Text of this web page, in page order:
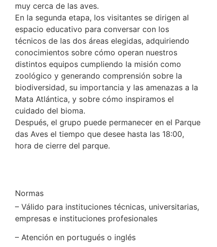
muy cerca de las aves.
En la segunda etapa, los visitantes se dirigen al
espacio educativo para conversar con los
técnicos de las dos áreas elegidas, adquiriendo
conocimientos sobre cómo operan nuestros
distintos equipos cumpliendo la misión como
zoológico y generando comprensión sobre la
biodiversidad, su importancia y las amenazas a la
Mata Atlántica, y sobre cómo inspiramos el
cuidado del bioma.
Después, el grupo puede permanecer en el Parque
das Aves el tiempo que desee hasta las 18:00,
hora de cierre del parque.
Normas
– Válido para instituciones técnicas, universitarias,
empresas e instituciones profesionales
– Atención en portugués o inglés